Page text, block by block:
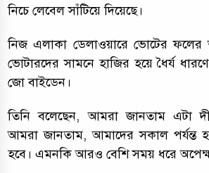
নিচে লেবেল সাঁটিয়ে দিয়েছে।
নিজ এলাকা ডেলাওয়ারে ভোটের ফলের
ভোটারদের সামনে হাজির হয়ে ধৈর্য
জো বাইডেন।
তিনি বলেছেন, আমরা জানতাম এটা
আমরা জানতাম, আমাদের সকাল পর্যন্ত
হবে। এমনকি আরও বেশি সময় ধরে